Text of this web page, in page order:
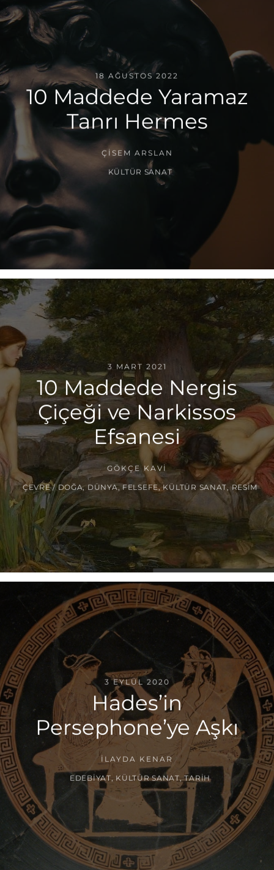
18 AĞUSTOS 2022
10 Maddede Yaramaz
Tanrı Hermes
ÇISEM ARSLAN
KÜLTÜR SANAT
3 MART 2021
10 Maddede Nergis
Çiçeği ve Narkissos
Efsanesi
GÖKÇE KAVI
ÇEVRE / DOĞA, DÜNYA, FELSEFE,KÜLTÜR SANAT ,RESIM
3 EYLÜL 2020
Hades’in
Persephone’ye Aşkı
İLAYDA KENAR
EDEBIYAT, KÜLTÜR SANAT,TARIH